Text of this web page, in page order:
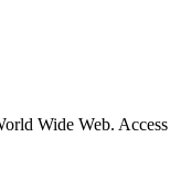
Wide Web.